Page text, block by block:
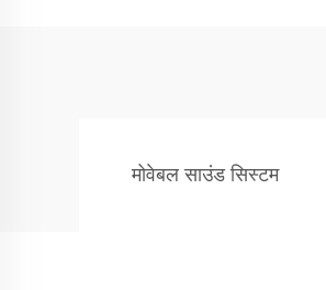
मोवेबल साउंड सिस्टम